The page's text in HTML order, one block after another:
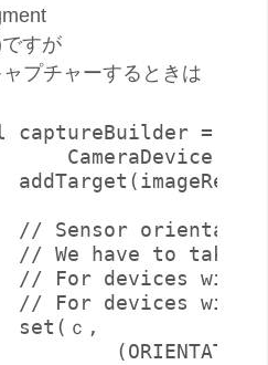
すが
プチャーするときは
captureBuilder =
// Sensor
// We have to take
// For devices with
// For devices with
set(ｃ,